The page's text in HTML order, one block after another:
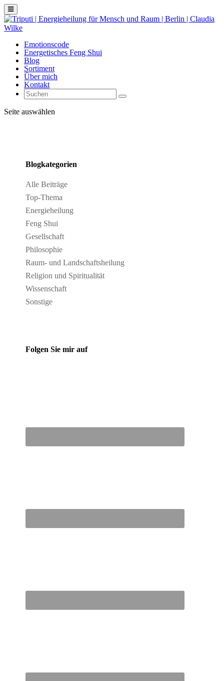
Emotionscode
Energetisches Feng Shui
Blog
Sortiment
Über mich
Kontakt
Seite auswählen
Blogkategorien
Alle Beiträge
Top-Thema
Energieheilung
Feng Shui
Gesellschaft
Philosophie
Raum- und Landschaftsheilung
Religion und Spiritualität
Wissenschaft
Sonstige
Folgen Sie mir auf